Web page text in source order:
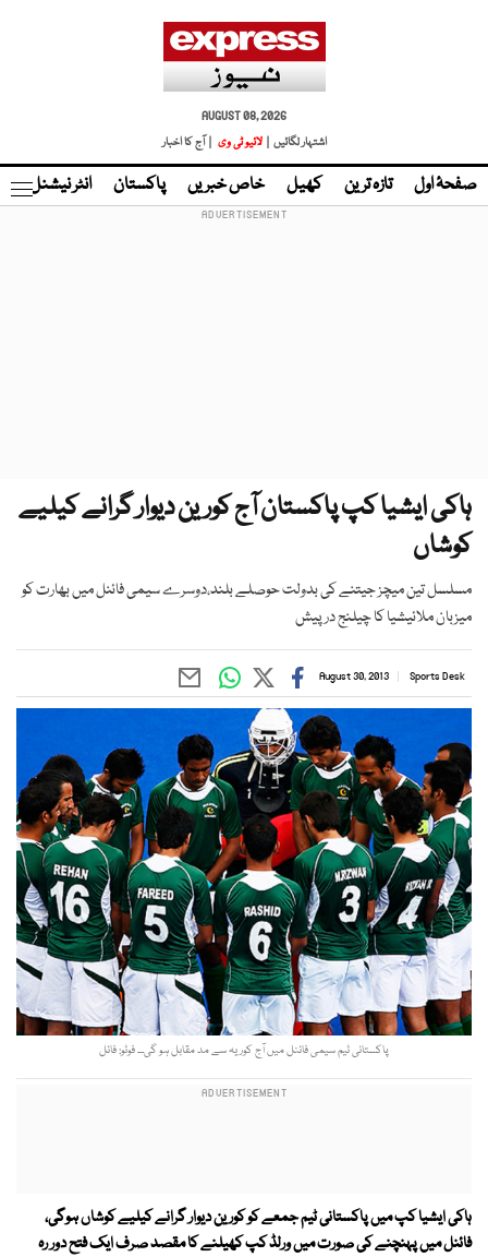
AUGUST 08, 2026
اشتہار لگائیں |
لائیو ٹی وی | آج کا اخبار
صفحۂ اول تازہ ترین کھیل خاص خبریں پاکستان انٹر نیشنل
ہاکی ایشیا کپ پاکستان آج کورین دیوار گرانے کیلیے
کوشاں
مسلسل تین میچز جیتنے کی بدولت حوصلے بلند،دوسرے سیمی فائنل میں بھارت کو
میزبان ملائیشیا کا چیلنج درپیش
Sports Desk
August 30, 2013
پاکستانی ٹیم سیمی فائنل میں آج کوریہ سے مد مقابل ہو گی۔۔ فوٹو: فائل
ہاکی ایشیا کپ میں پاکستانی ٹیم جمعے کو کورین دیوار گرانے کیلیے کوشاں ہوگی،
فائنل میں پہنچنے کی صورت میں ورلڈ کپ کھیلنے کا مقصد صرف ایک فتح دور رہ